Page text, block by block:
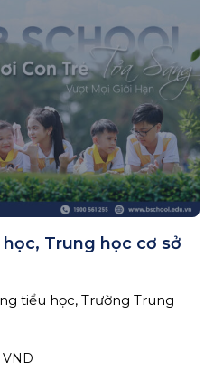
Trung học cơ sở
tiểu học, Trường Trung
VND